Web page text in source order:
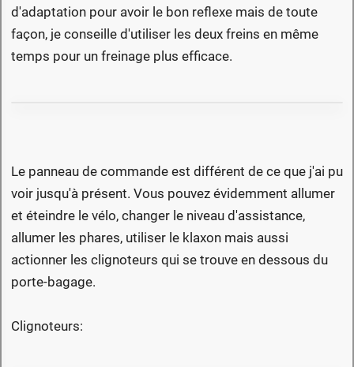
d'adaptation pour avoir le bon reflexe mais de toute
façon, je conseille d'utiliser les deux freins en même
temps pour un freinage plus efficace.
Le panneau de commande est différent de ce que j'ai pu
voir jusqu'à présent. Vous pouvez évidemment allumer
et éteindre le vélo, changer le niveau d'assistance,
allumer les phares, utiliser le klaxon mais aussi
actionner les clignoteurs qui se trouve en dessous du
porte-bagage.
Clignoteurs: